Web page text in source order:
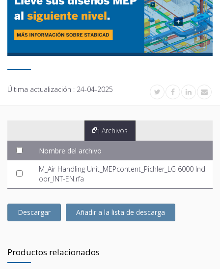
Última actualización : 24-04-2025
Archivos
Nombre del archivo
M_Air Handling Unit_MEPcontent_Pichler_LG 6000 Ind
oor_INT-EN.rfa
Descargar Añadir a la lista de descarga
Productos relacionados